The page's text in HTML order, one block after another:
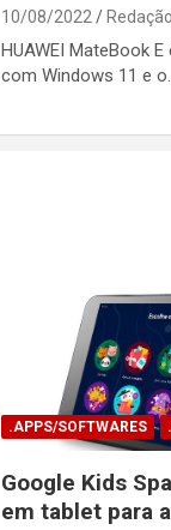
10/08/2022 Redação
HUAWEI MateBook
com Windows 11 e o…
.APPS/SOFTWARES
Google Kids
em tablet para